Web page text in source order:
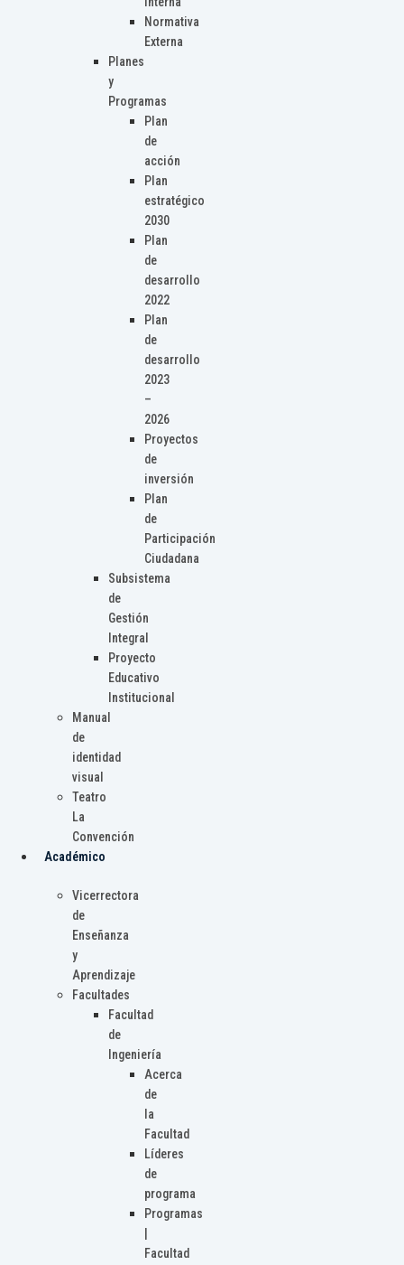
Normativa
Externa
Planes
y
Programas
Plan
de
acción
Plan
estratégico
2030
Plan
de
desarrollo
2022
Plan
de
desarrollo
2023
–
2026
Proyectos
de
inversión
Plan
de
Participación
Ciudadana
Subsistema
de
Gestión
Integral
Proyecto
Educativo
Institucional
Manual
de
identidad
visual
Teatro
La
Convención
Académico
Vicerrectora
de
Enseñanza
y
Aprendizaje
Facultades
Facultad
de
Ingeniería
Acerca
de
la
Facultad
Líderes
de
programa
Programas
Facultad